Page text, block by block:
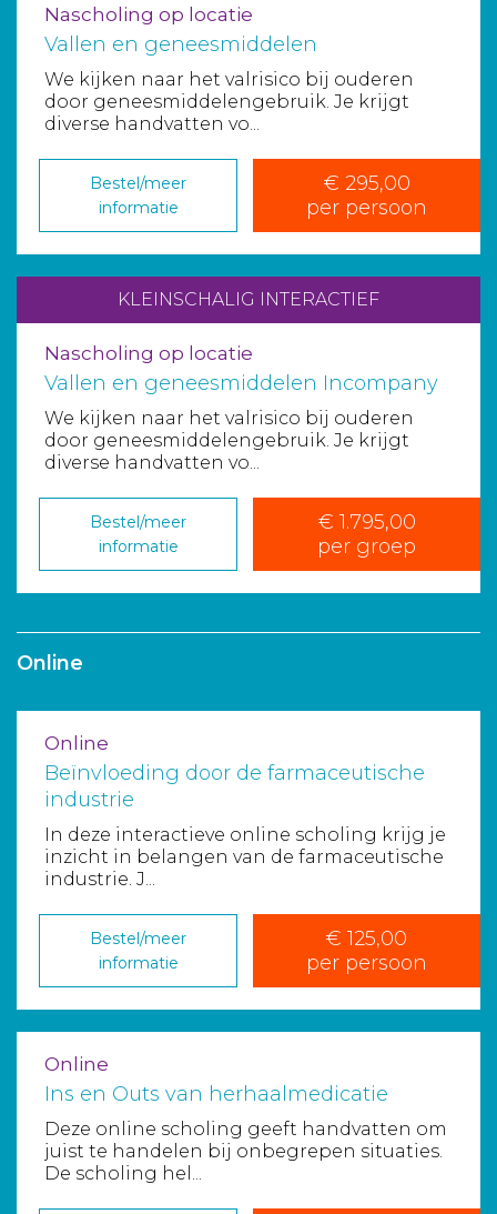
Nascholing op locatie
Vallen en geneesmiddelen
We kijken naar het valrisico bij ouderen
door geneesmiddelengebruik. Je krijgt
diverse handvatten vo...
Bestel/meer
informatie
€ 295,00
per persoon
KLEINSCHALIG INTERACTIEF
Nascholing op locatie
Vallen en geneesmiddelen Incompany
We kijken naar het valrisico bij ouderen
door geneesmiddelengebruik. Je krijgt
diverse handvatten vo...
Bestel/meer
informatie
€ 1.795,00
per groep
Online
Online
Beïnvloeding door de farmaceutische
industrie
In deze interactieve online scholing krijg je
inzicht in belangen van de farmaceutische
industrie. J...
Bestel/meer
informatie
€ 125,00
per persoon
Online
Ins en Outs van herhaalmedicatie
Deze online scholing geeft handvatten om
juist te handelen bij onbegrepen situaties.
De scholing hel...